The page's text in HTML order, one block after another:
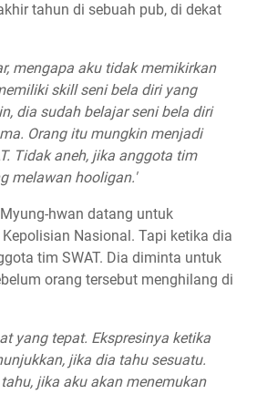
tahun di sebuah pub, di dekat
mengapa aku tidak memikirkan
skill seni bela diri yang
dia sudah belajar seni bela diri
Orang itu mungkin menjadi
Tidak aneh, jika anggota tim
melawan hooligan.'
hwan datang untuk
Nasional. Tapi ketika dia
tim SWAT. Dia diminta untuk
orang tersebut menghilang di
yang tepat. Ekspresinya ketika
jika dia tahu sesuatu.
jika aku akan menemukan